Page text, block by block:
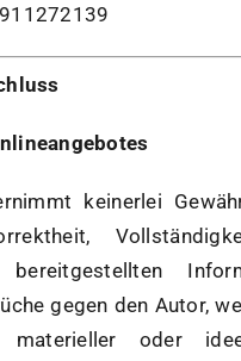
keinerlei
gegen den Autor,
materieller oder